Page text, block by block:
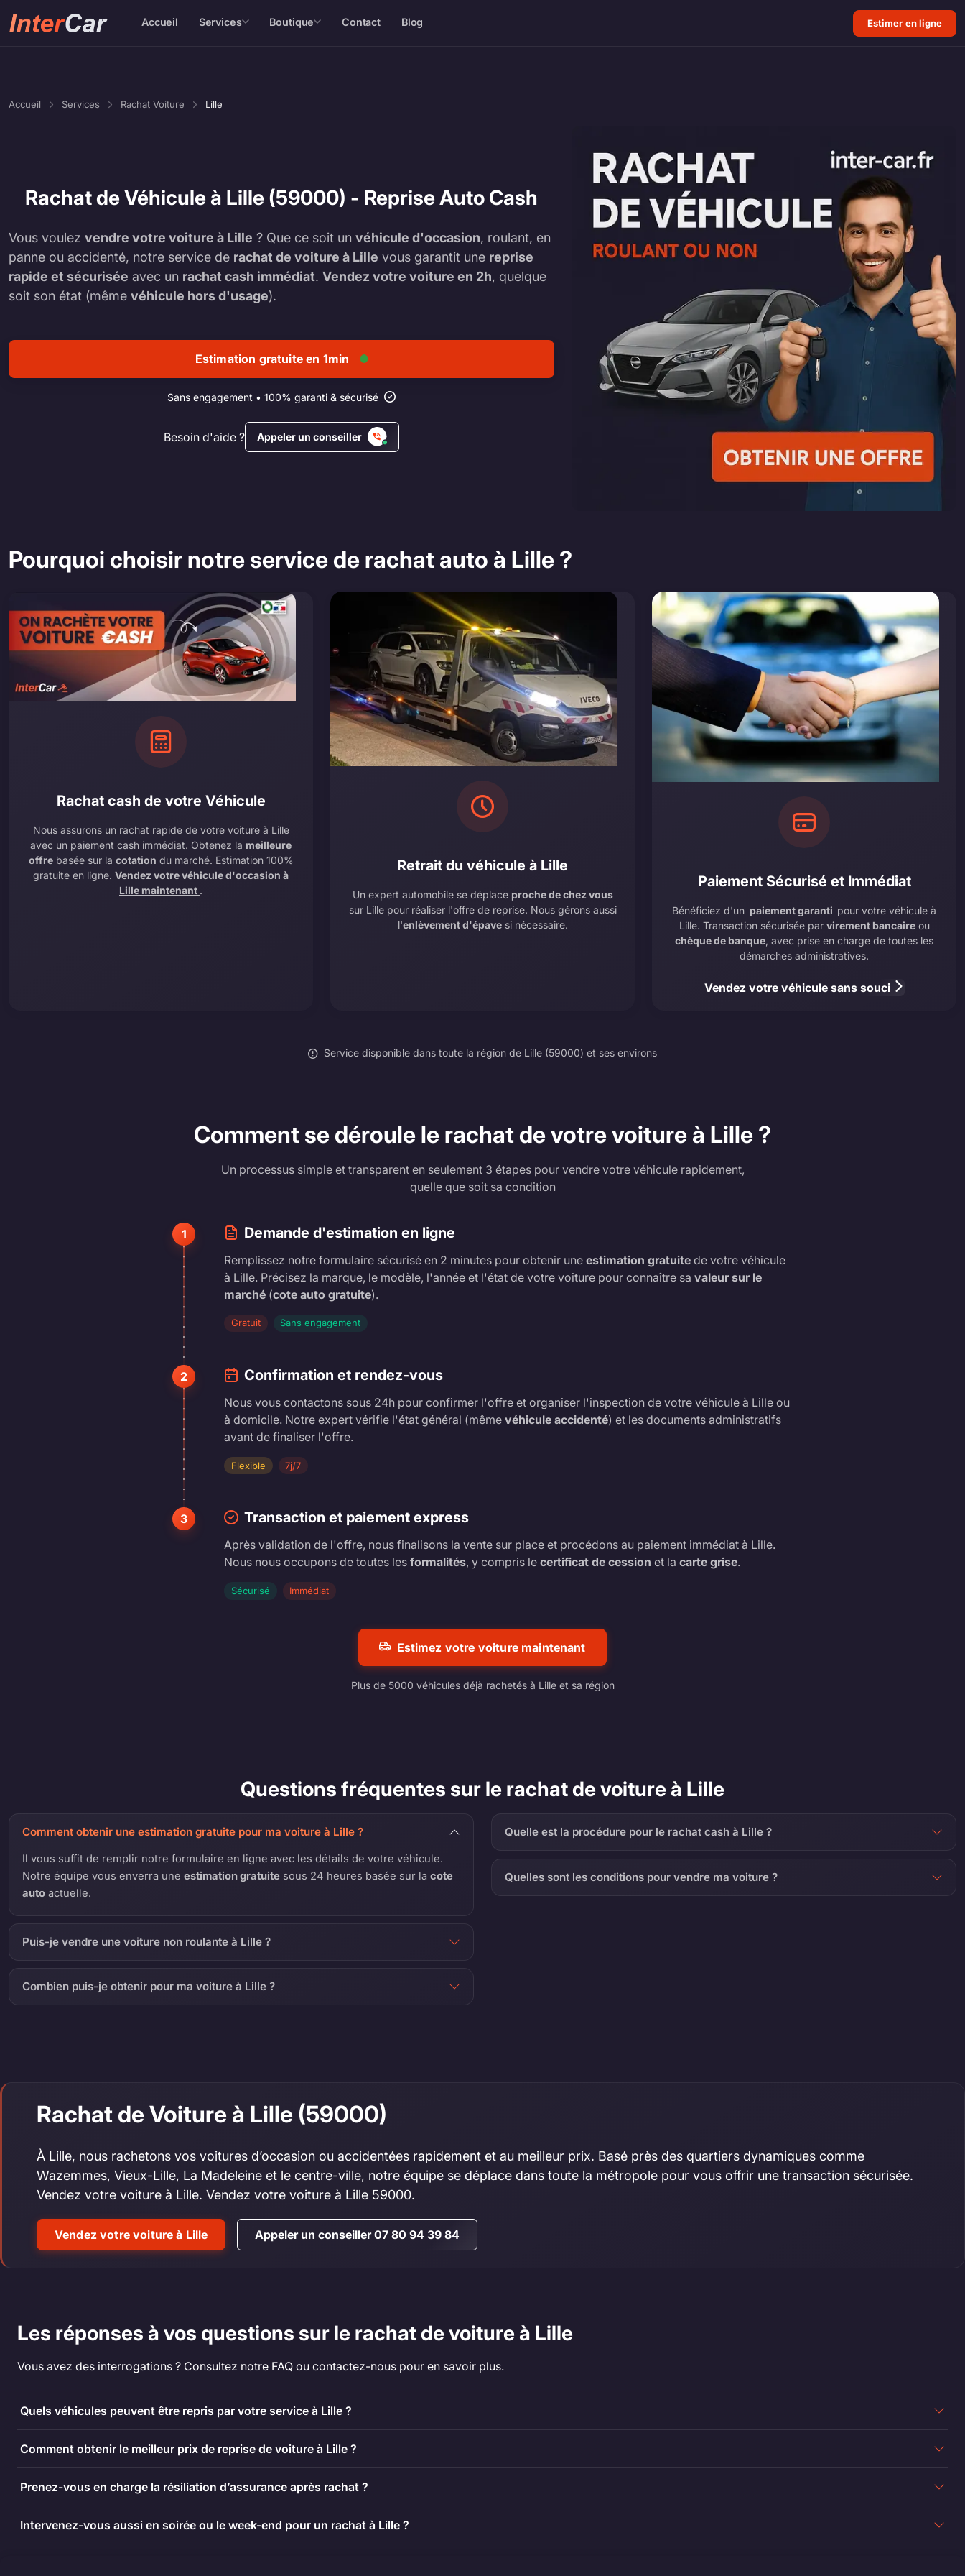
Accueil Services Boutique Contact Blog Estimer en ligne
Accueil Services Rachat Voiture Lille
Rachat de Véhicule à Lille (59000) - Reprise Auto Cash
Vous voulez vendre votre voiture à Lille ? Que ce soit un véhicule d'occasion, roulant, en
panne ou accidenté, notre service de rachat de voiture à Lille vous garantit une reprise
rapide et sécurisée avec un rachat cash immédiat. Vendez votre voiture en 2h, quelque
soit son état (même véhicule hors d'usage).
Estimation gratuite en 1min
Sans engagement • 100% garanti & sécurisé
Besoin d'aide ? Appeler un conseiller
Pourquoi choisir notre service de rachat auto à Lille ?
Rachat cash de votre Véhicule
Nous assurons un rachat rapide de votre voiture à Lille
avec un paiement cash immédiat. Obtenez la meilleure
offrebasée sur la cotation du marché. Estimation 100%
gratuite en ligne. Vendez votre véhicule d'occasion à
Lille maintenant .
Retrait du véhicule à Lille
Un expert automobile se déplace proche de chez vous
sur Lille pour réaliser l'offre de reprise. Nous gérons aussi
l'enlèvement d'épavesi nécessaire.
Paiement Sécurisé et Immédiat
Bénéficiez d'un paiement garanti pour votre véhicule à
Lille. Transaction sécurisée par virement bancaireou
chèque de banque, avec prise en charge de toutes les
démarches administratives.
Vendez votre véhicule sans souci
Service disponible dans toute la région de Lille (59000) et ses environs
Comment se déroule le rachat de votre voiture à Lille ?
Un processus simple et transparent en seulement 3 étapes pour vendre votre véhicule rapidement,
quelle que soit sa condition
1 Demande d'estimation en ligne
Remplissez notre formulaire sécurisé en 2 minutes pour obtenir une estimation gratuite de votre véhicule
à Lille. Précisez la marque, le modèle, l'année et l'état de votre voiture pour connaître sa valeur sur le
marché (cote auto gratuite).
Gratuit Sans engagement
2 Confirmation et rendez-vous
Nous vous contactons sous 24h pour confirmer l'offre et organiser l'inspection de votre véhicule à Lille ou
à domicile. Notre expert vérifie l'état général (même véhicule accidenté) et les documents administratifs
avant de finaliser l'offre.
Flexible 7j/7
3 Transaction et paiement express
Après validation de l'offre, nous finalisons la vente sur place et procédons au paiement immédiat à Lille.
Nous nous occupons de toutes les formalités, y compris le certificat de cession et la carte grise.
Sécurisé Immédiat
Estimez votre voiture maintenant
Plus de 5000 véhicules déjà rachetés à Lille et sa région
Questions fréquentes sur le rachat de voiture à Lille
Comment obtenir une estimation gratuite pour ma voiture à Lille ?
Il vous suffit de remplir notre formulaire en ligne avec les détails de votre véhicule.
Notre équipe vous enverra uneestimation gratuite sous 24 heures basée sur lacote
auto actuelle.
Puis-je vendre une voiture non roulante à Lille ?
Combien puis-je obtenir pour ma voiture à Lille ?
Quelle est la procédure pour le rachat cash à Lille ?
Quelles sont les conditions pour vendre ma voiture ?
Rachat de Voiture à Lille (59000)
À Lille, nous rachetons vos voitures d’occasion ou accidentées rapidement et au meilleur prix. Basé près des quartiers dynamiques comme
Wazemmes, Vieux-Lille, La Madeleine et le centre-ville, notre équipe se déplace dans toute la métropole pour vous offrir une transaction sécurisée.
Vendez votre voiture à Lille. Vendez votre voiture à Lille 59000.
Vendez votre voiture à Lille Appeler un conseiller 07 80 94 39 84
Les réponses à vos questions sur le rachat de voiture à Lille
Vous avez des interrogations ? Consultez notre FAQ ou contactez-nous pour en savoir plus.
Quels véhicules peuvent être repris par votre service à Lille ?
Comment obtenir le meilleur prix de reprise de voiture à Lille ?
Prenez-vous en charge la résiliation d’assurance après rachat ?
Intervenez-vous aussi en soirée ou le week-end pour un rachat à Lille ?